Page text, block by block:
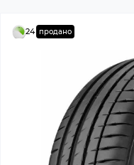
24 продано